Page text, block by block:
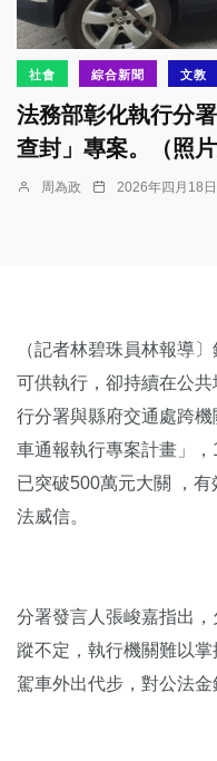
社會 綜合新聞 文教
法務部彰化執行分
查封」專案。（照片
周為政 2026年四月18日
（記者林碧珠員林報導
可供執行，卻持續在公
行分署與縣府交通處跨
車通報執行專案計畫」
已突破500萬元大關 ，
法威信。
分署發言人張峻嘉指出
蹤不定，執行機關難以
駕車外出代步，對公法金